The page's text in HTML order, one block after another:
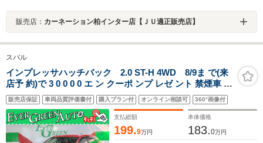
販売店： カーネーション柏インター店【ＪＵ適正販売店】
スバル
インプレッサハッチバック 2.0 ST-H 4WD 8/9ま で(来
店予 約)で 3 0 0 0 0 エ ン クーポ ンプ レゼ ント 禁煙車 新
世代アイサイト 全周囲モニター 純正メモリナビ シートヒ
ーター ETC2.0 Bluetooth パワーシート 電動パーキング
アルミペダル LEDライト
販売店保証 車両品質評価書付 購入プラン付 オンライン相談可 360°画像付
支払総額
199.9万円
本体価格
183.0万円